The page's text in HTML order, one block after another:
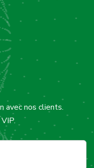
avec nos clients.